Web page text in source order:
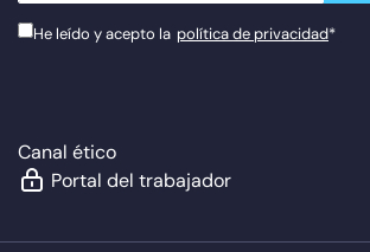
He leído y acepto la política de privacidad*
Canal ético
Portal del trabajador